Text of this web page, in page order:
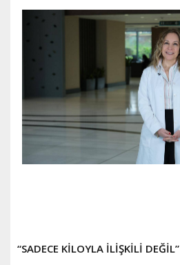
“SADECE KİLOYLA İLİŞKİLİ DEĞİL”